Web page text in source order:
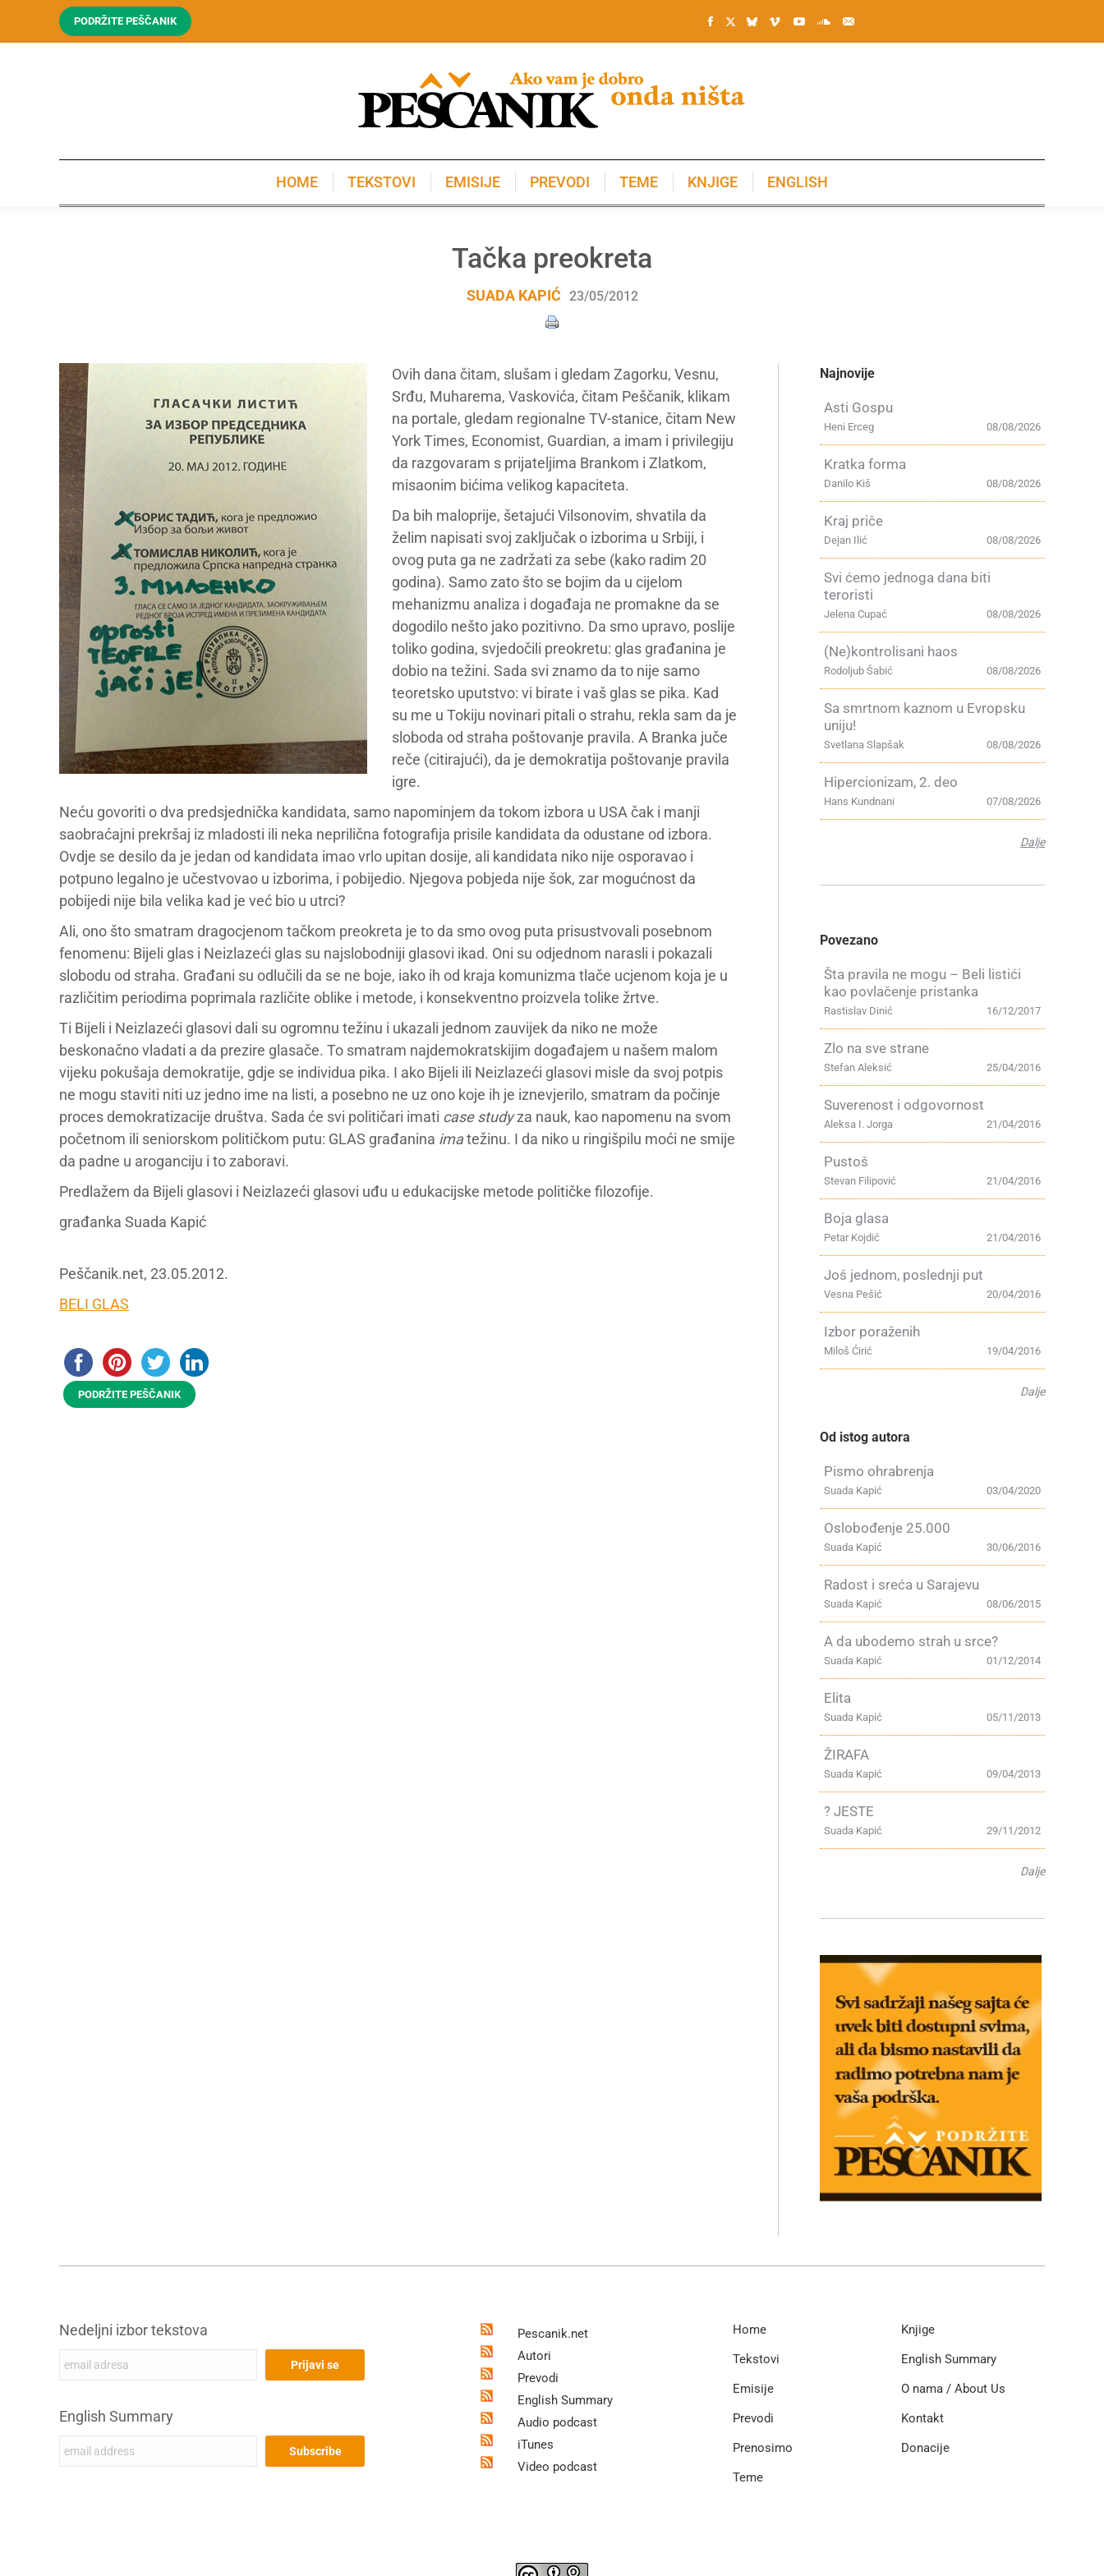
PODRŽITE PEŠČANIK
HOME TEKSTOVI EMISIJE PREVODI TEME KNJIGE ENGLISH
Tačka preokreta
SUADA KAPIĆ 23/05/2012
Ovih dana čitam, slušam i gledam Zagorku, Vesnu,
Srđu, Muharema, Vaskovića, čitam Peščanik, klikam
na portale, gledam regionalne TV-stanice, čitam New
York Times, Economist, Guardian, a imam i privilegiju
da razgovaram s prijateljima Brankom i Zlatkom,
misaonim bićima velikog kapaciteta.
Da bih maloprije, šetajući Vilsonovim, shvatila da
želim napisati svoj zaključak o izborima u Srbiji, i
ovog puta ga ne zadržati za sebe (kako radim 20
godina). Samo zato što se bojim da u cijelom
mehanizmu analiza i događaja ne promakne da se
dogodilo nešto jako pozitivno. Da smo upravo, poslije
toliko godina, svjedočili preokretu: glas građanina je
dobio na težini. Sada svi znamo da to nije samo
teoretsko uputstvo: vi birate i vaš glas se pika. Kad
su me u Tokiju novinari pitali o strahu, rekla sam da je
sloboda od straha poštovanje pravila. A Branka juče
reče (citirajući), da je demokratija poštovanje pravila
igre.
Neću govoriti o dva predsjednička kandidata, samo napominjem da tokom izbora u USA čak i manji
saobraćajni prekršaj iz mladosti ili neka neprilična fotografija prisile kandidata da odustane od izbora.
Ovdje se desilo da je jedan od kandidata imao vrlo upitan dosije, ali kandidata niko nije osporavao i
potpuno legalno je učestvovao u izborima, i pobijedio. Njegova pobjeda nije šok, zar mogućnost da
pobijedi nije bila velika kad je već bio u utrci?
Ali, ono što smatram dragocjenom tačkom preokreta je to da smo ovog puta prisustvovali posebnom
fenomenu: Bijeli glas i Neizlazeći glas su najslobodniji glasovi ikad. Oni su odjednom narasli i pokazali
slobodu od straha. Građani su odlučili da se ne boje, iako ih od kraja komunizma tlače ucjenom koja je u
različitim periodima poprimala različite oblike i metode, i konsekventno proizvela tolike žrtve.
Ti Bijeli i Neizlazeći glasovi dali su ogromnu težinu i ukazali jednom zauvijek da niko ne može
beskonačno vladati a da prezire glasače. To smatram najdemokratskijim događajem u našem malom
vijeku pokušaja demokratije, gdje se individua pika. I ako Bijeli ili Neizlazeći glasovi misle da svoj potpis
ne mogu staviti niti uz jedno ime na listi, a posebno ne uz ono koje ih je iznevjerilo, smatram da počinje
proces demokratizacije društva. Sada će svi političari imati case studyza nauk, kao napomenu na svom
početnom ili seniorskom političkom putu: GLAS građanina imatežinu. I da niko u ringišpilu moći ne smije
da padne u aroganciju i to zaboravi.
Predlažem da Bijeli glasovi i Neizlazeći glasovi uđu u edukacijske metode političke filozofije.
građanka Suada Kapić
Peščanik.net, 23.05.2012.
BELI GLAS
PODRŽITE PEŠČANIK
Najnovije
Asti Gospu
08/08/2026
Heni Erceg
Kratka forma
08/08/2026
Danilo Kiš
Kraj priče
08/08/2026
Dejan Ilić
Svi ćemo jednoga dana biti
teroristi
08/08/2026
Jelena Cupać
(Ne)kontrolisani haos
08/08/2026
Rodoljub Šabić
Sa smrtnom kaznom u Evropsku
uniju!
08/08/2026
Svetlana Slapšak
Hipercionizam, 2. deo
07/08/2026
Hans Kundnani
Dalje
Povezano
Šta pravila ne mogu – Beli listići
kao povlačenje pristanka
16/12/2017
Rastislav Dinić
Zlo na sve strane
25/04/2016
Stefan Aleksić
Suverenost i odgovornost
21/04/2016
Aleksa I. Jorga
Pustoš
21/04/2016
Stevan Filipović
Boja glasa
21/04/2016
Petar Kojdić
Još jednom, poslednji put
20/04/2016
Vesna Pešić
Izbor poraženih
19/04/2016
Miloš Ćirić
Dalje
Od istog autora
Pismo ohrabrenja
03/04/2020
Suada Kapić
Oslobođenje 25.000
30/06/2016
Suada Kapić
Radost i sreća u Sarajevu
08/06/2015
Suada Kapić
A da ubodemo strah u srce?
01/12/2014
Suada Kapić
Elita
05/11/2013
Suada Kapić
ŽIRAFA
09/04/2013
Suada Kapić
? JESTE
29/11/2012
Suada Kapić
Dalje
Nedeljni izbor tekstova
English Summary
Pescanik.net
Autori
Prevodi
English Summary
Audio podcast
iTunes
Video podcast
Home
Tekstovi
Emisije
Prevodi
Prenosimo
Teme
Knjige
English Summary
O nama / About Us
Kontakt
Donacije
KNJIGE ENGLISH